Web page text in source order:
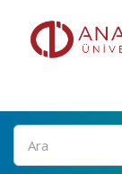
Ara